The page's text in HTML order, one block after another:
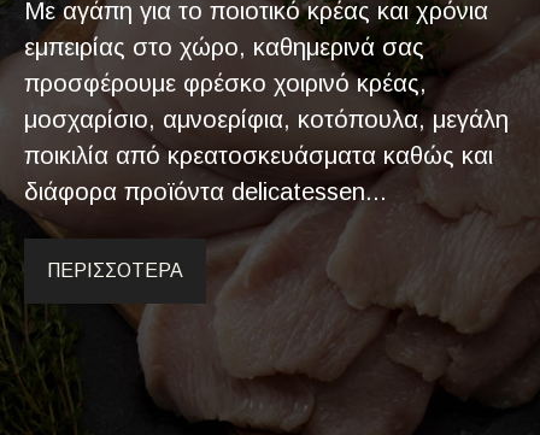
Με αγάπη για το ποιοτικό κρέας και χρόνια
εμπειρίας στο χώρο, καθημερινά σας
προσφέρουμε φρέσκο χοιρινό κρέας,
μοσχαρίσιο, αμνοερίφια, κοτόπουλα, μεγάλη
ποικιλία από κρεατοσκευάσματα καθώς και
διάφορα προϊόντα delicatessen...
ΠΕΡΙΣΣΟΤΕΡΑ